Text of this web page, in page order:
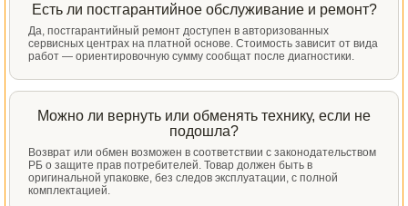
Есть ли постгарантийное обслуживание и ремонт?
Да, постгарантийный ремонт доступен в авторизованных
сервисных центрах на платной основе. Стоимость зависит от вида
работ — ориентировочную сумму сообщат после диагностики.
Можно ли вернуть или обменять технику, если не
подошла?
Возврат или обмен возможен в соответствии с законодательством
РБ о защите прав потребителей. Товар должен быть в
оригинальной упаковке, без следов эксплуатации, с полной
комплектацией.